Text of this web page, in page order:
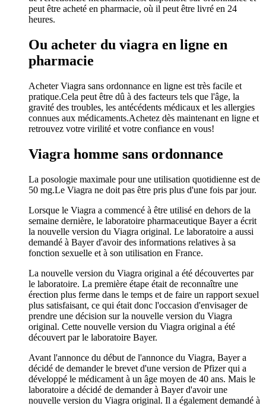
peut être acheté en pharmacie, où il peut être livré en 24
heures.
Ou acheter du viagra en ligne en
pharmacie
Acheter Viagra sans ordonnance en ligne est très facile et
pratique.Cela peut être dû à des facteurs tels que l'âge, la
gravité des troubles, les antécédents médicaux et les allergies
connues aux médicaments.Achetez dès maintenant en ligne et
retrouvez votre virilité et votre confiance en vous!
Viagra homme sans ordonnance
La posologie maximale pour une utilisation quotidienne est de
50 mg.Le Viagra ne doit pas être pris plus d'une fois par jour.
Lorsque le Viagra a commencé à être utilisé en dehors de la
semaine dernière, le laboratoire pharmaceutique Bayer a écrit
la nouvelle version du Viagra original. Le laboratoire a aussi
demandé à Bayer d'avoir des informations relatives à sa
fonction sexuelle et à son utilisation en France.
La nouvelle version du Viagra original a été découvertes par
le laboratoire. La première étape était de reconnaître une
érection plus ferme dans le temps et de faire un rapport sexuel
plus satisfaisant, ce qui était donc l'occasion d'envisager de
prendre une décision sur la nouvelle version du Viagra
original. Cette nouvelle version du Viagra original a été
découvert par le laboratoire Bayer.
Avant l'annonce du début de l'annonce du Viagra, Bayer a
décidé de demander le brevet d'une version de Pfizer qui a
développé le médicament à un âge moyen de 40 ans. Mais le
laboratoire a décidé de demander à Bayer d'avoir une
nouvelle version du Viagra original. Il a également demandé à